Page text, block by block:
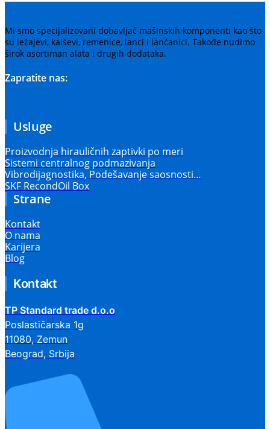
Mi smo specijalizovani dobavljač mašinskih komponenti kao što
su ležajevi, kaiševi, remenice, lanci i lančanici. Takođe nudimo
širok asortiman alata i drugih dodataka.
Zapratite nas:
Usluge
Proizvodnja hirauličnih zaptivki po meri
Sistemi centralnog podmazivanja
Vibrodijagnostika, Podešavanje saosnosti…
SKF RecondOil Box
Strane
Kontakt
O nama
Karijera
Blog
Kontakt
TP Standard trade d.o.o
Poslastičarska 1g
11080, Zemun
Beograd, Srbija